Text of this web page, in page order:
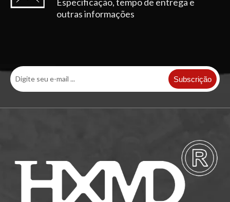
outras informações
Subscrição